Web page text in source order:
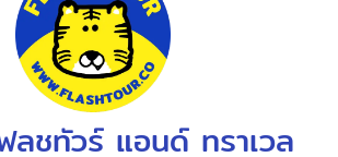
ชทัวร์ แอนด์ ทราเวล